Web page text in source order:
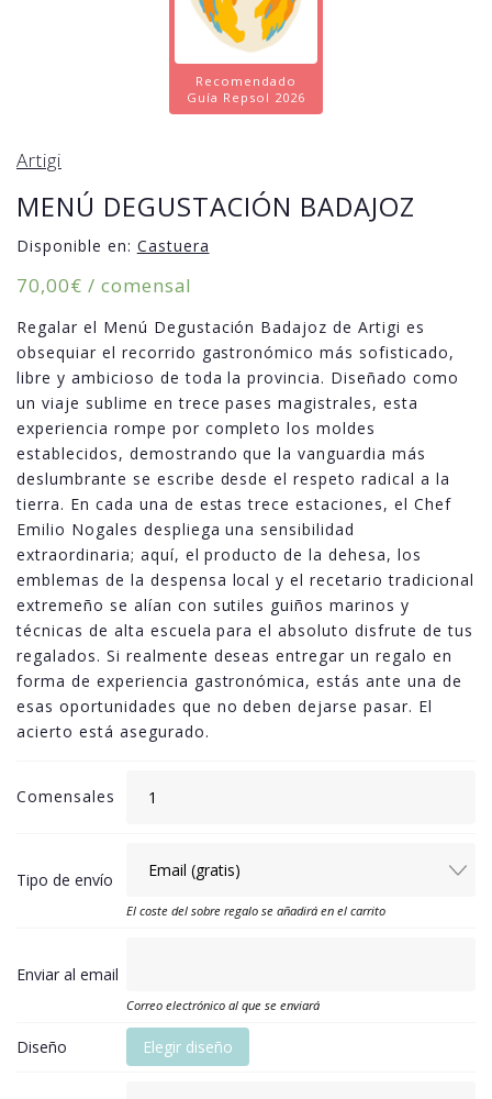
Recomendado
Guía Repsol 2026
Artigi
MENÚ DEGUSTACIÓN BADAJOZ
Disponible en: Castuera
70,00€ / comensal
Regalar el Menú Degustación Badajoz de Artigi es
obsequiar el recorrido gastronómico más sofisticado,
libre y ambicioso de toda la provincia. Diseñado como
un viaje sublime en trece pases magistrales, esta
experiencia rompe por completo los moldes
establecidos, demostrando que la vanguardia más
deslumbrante se escribe desde el respeto radical a la
tierra. En cada una de estas trece estaciones, el Chef
Emilio Nogales despliega una sensibilidad
extraordinaria; aquí, el producto de la dehesa, los
emblemas de la despensa local y el recetario tradicional
extremeño se alían con sutiles guiños marinos y
técnicas de alta escuela para el absoluto disfrute de tus
regalados. Si realmente deseas entregar un regalo en
forma de experiencia gastronómica, estás ante una de
esas oportunidades que no deben dejarse pasar. El
acierto está asegurado.
Comensales
Tipo de envío
El coste del sobre regalo se añadirá en el carrito
Enviar al email
Correo electrónico al que se enviará
Diseño Elegir diseño